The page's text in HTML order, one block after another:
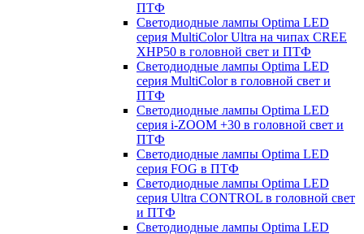
ПТФ
Светодиодные лампы Optima LED
серия MultiColor Ultra на чипах CREE
XHP50 в головной свет и ПТФ
Светодиодные лампы Optima LED
серия MultiColor в головной свет и
ПТФ
Светодиодные лампы Optima LED
серия i-ZOOM +30 в головной свет и
ПТФ
Светодиодные лампы Optima LED
серия FOG в ПТФ
Светодиодные лампы Optima LED
серия Ultra CONTROL в головной свет
и ПТФ
Светодиодные лампы Optima LED